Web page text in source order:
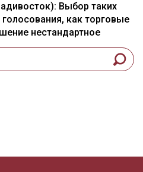
Выбор таких
как торговые
нестандартное